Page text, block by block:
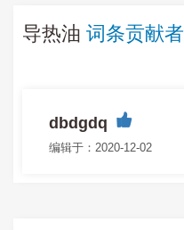
导热油 词条贡献者
dbdgdq
编辑于：2020-12-02